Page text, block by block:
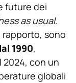
future dei
as usual.
rapporto, sono
1990,
con un
globali